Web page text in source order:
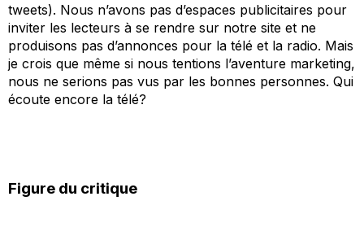
tweets). Nous n’avons pas d’espaces publicitaires pour
inviter les lecteurs à se rendre sur notre site et ne
produisons pas d’annonces pour la télé et la radio. Mais
je crois que même si nous tentions l’aventure marketing,
nous ne serions pas vus par les bonnes personnes. Qui
écoute encore la télé?
Figure du critique